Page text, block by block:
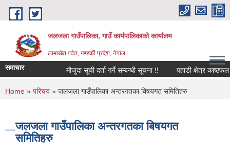
Skip to main content
जलजला गाउँपालिका, गाउँ कार्यपालिकाको कार्यालय
लामाखेत पर्वत, गण्डकी प्रदेश, नेपाल
समाचार मौजुदा सूची दर्ता गर्ने सम्बन्धी सूचना !! पहाडी क्षेत्र
You are here
Home » परिचय » जलजला गाउँपालिका अन्तरगतका बिषयगत समितिहरु
जलजला गाउँपालिका अन्तरगतका बिषयगत
समितिहरु